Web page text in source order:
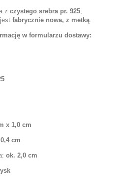
z czystego srebra pr. 925,
fabrycznie nowa, z metką.
w formularzu dostawy:
x 1,0 cm
cm
ok. 2,0 cm